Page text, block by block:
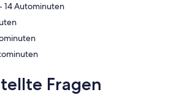
‪The Armbrewster - ‬14 Autominuten
- ‬8 Autominuten
- ‬8 Autominuten
Fragen